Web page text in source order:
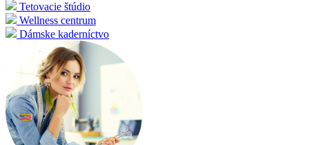
Tetovacie štúdio
Wellness centrum
Dámske kaderníctvo